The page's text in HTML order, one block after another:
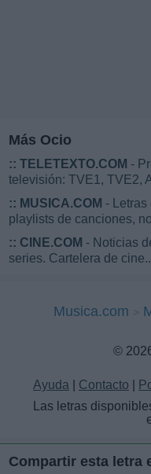
Más Ocio
:: TELETEXTO.COM -
televisión: TVE1, TVE2,
:: MUSICA.COM -
playlists de canciones,
:: CINE.COM - Noticias
series. Cartelera de
Musica.com
©
Ayuda Contacto
Las letras
Compartir esta letra